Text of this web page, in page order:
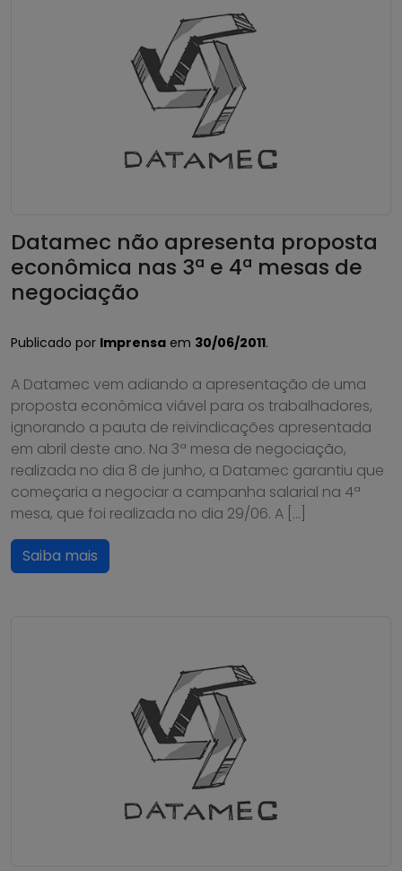
Datamec não apresenta proposta
econômica nas 3ª e 4ª mesas de
negociação
Publicado por Imprensa em 30/06/2011.
A Datamec vem adiando a apresentação de uma
proposta econômica viável para os trabalhadores,
ignorando a pauta de reivindicações apresentada
em abril deste ano. Na 3ª mesa de negociação,
realizada no dia 8 de junho, a Datamec garantiu que
começaria a negociar a campanha salarial na 4ª
mesa, que foi realizada no dia 29/06. A […]
Saiba mais